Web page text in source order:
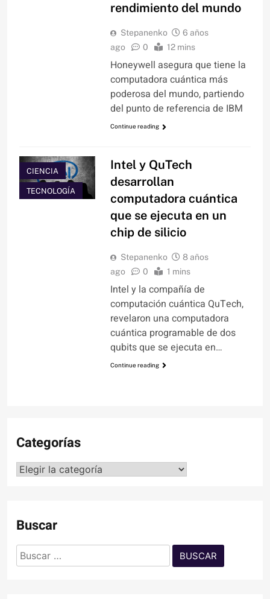
rendimiento del mundo
Stepanenko
6 años
ago
0 12 mins
Honeywell asegura que tiene la
computadora cuántica más
poderosa del mundo, partiendo
del punto de referencia de IBM
Continue reading
CIENCIA
TECNOLOGÍA
Intel y QuTech
desarrollan
computadora cuántica
que se ejecuta en un
chip de silicio
Stepanenko
8 años
ago
0 1 mins
Intel y la compañía de
computación cuántica QuTech,
revelaron una computadora
cuántica programable de dos
qubits que se ejecuta en…
Continue reading
Categorías
Categorías
Buscar
Buscar: